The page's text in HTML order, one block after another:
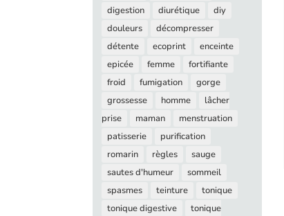
digestion
diurétique
diy
douleurs
décompresser
détente
ecoprint
enceinte
epicée
femme
fortifiante
froid
fumigation
gorge
grossesse
homme
lâcher
prise
maman
menstruation
patisserie
purification
romarin
règles
sauge
sautes d'humeur
sommeil
spasmes
teinture
tonique
tonique digestive
tonique